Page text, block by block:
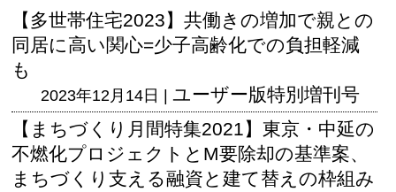
【多世帯住宅2023】共働きの増加で親との
同居に高い関心=少子高齢化での負担軽減
も
2023年12月14日 | ユーザー版特別増刊号
【まちづくり月間特集2021】東京・中延の
不燃化プロジェクトとM要除却の基準案、
まちづくり支える融資と建て替えの枠組み